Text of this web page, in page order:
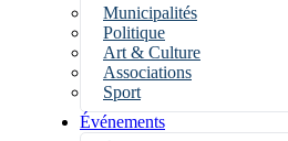
Municipalités
Politique
Art & Culture
Associations
Sport
Événements